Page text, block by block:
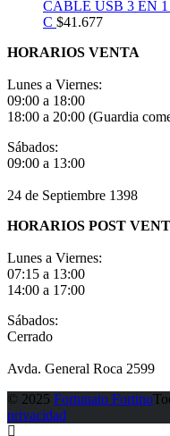
CABLE USB 3 EN
C $41.677
HORARIOS VENTA
Lunes a Viernes:
09:00 a 18:00
18:00 a 20:00 (Guardia
Sábados:
09:00 a 13:00
24 de Septiembre 1398
HORARIOS POST
Lunes a Viernes:
07:15 a 13:00
14:00 a 17:00
Sábados:
Cerrado
Avda. General Roca 2599
© 2025 Fortunato Fortino
privacidad